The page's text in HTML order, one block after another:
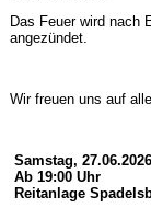
Das Feuer wird nach
angezündet.
Wir freuen uns auf
Samstag, 27.06.2026
Ab 19:00 Uhr
Reitanlage